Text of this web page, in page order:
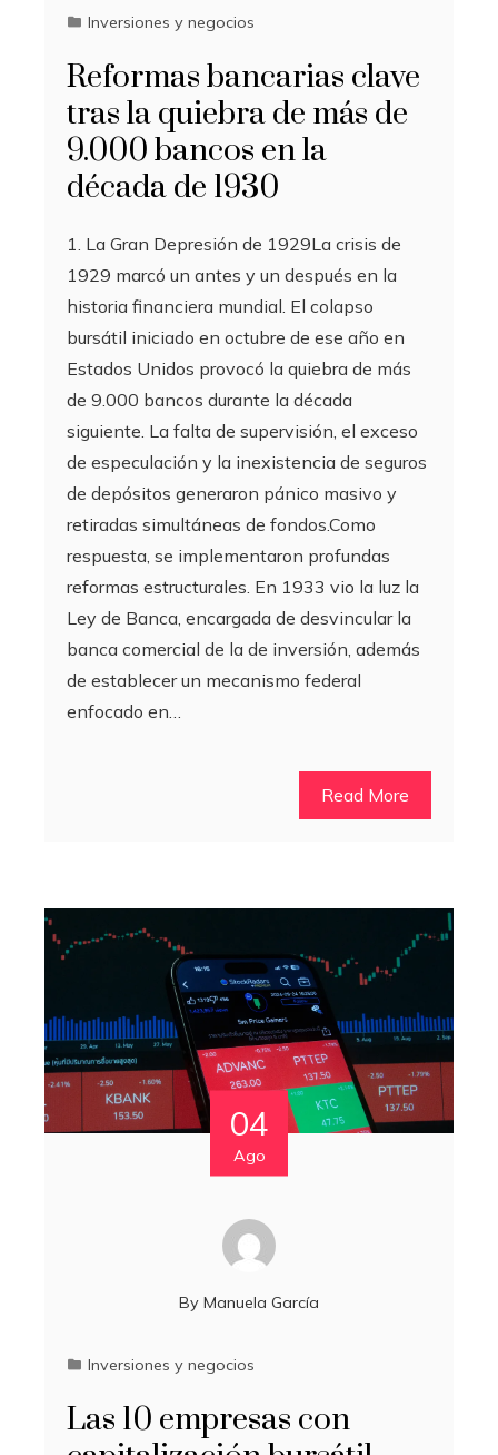
Inversiones y negocios
Reformas bancarias clave
tras la quiebra de más de
9.000 bancos en la
década de 1930
1. La Gran Depresión de 1929La crisis de
1929 marcó un antes y un después en la
historia financiera mundial. El colapso
bursátil iniciado en octubre de ese año en
Estados Unidos provocó la quiebra de más
de 9.000 bancos durante la década
siguiente. La falta de supervisión, el exceso
de especulación y la inexistencia de seguros
de depósitos generaron pánico masivo y
retiradas simultáneas de fondos.Como
respuesta, se implementaron profundas
reformas estructurales. En 1933 vio la luz la
Ley de Banca, encargada de desvincular la
banca comercial de la de inversión, además
de establecer un mecanismo federal
enfocado en…
Read More
04
Ago
By Manuela García
Inversiones y negocios
Las 10 empresas con